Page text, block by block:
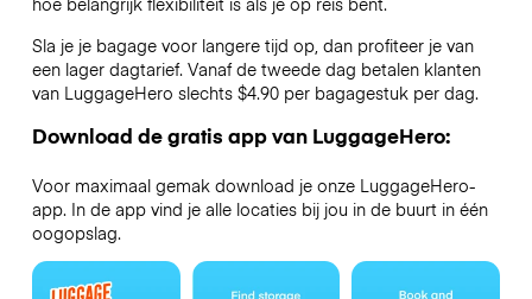
Sla je je bagage voor langere tijd op, dan profiteer je van
een lager dagtarief. Vanaf de tweede dag betalen klanten
van LuggageHero slechts $4.90 per bagagestuk per dag.
Download de gratis app van LuggageHero:
Voor maximaal gemak download je onze LuggageHero-
app. In de app vind je alle locaties bij jou in de buurt in één
oogopslag.